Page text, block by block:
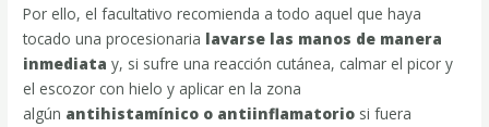
Por ello, el facultativo recomienda a todo aquel que haya
tocado una procesionaria lavarse las manos de manera
inmediata y, si sufre una reacción cutánea, calmar el picor y
el escozor con hielo y aplicar en la zona
algún antihistamínico o antiinflamatorio si fuera